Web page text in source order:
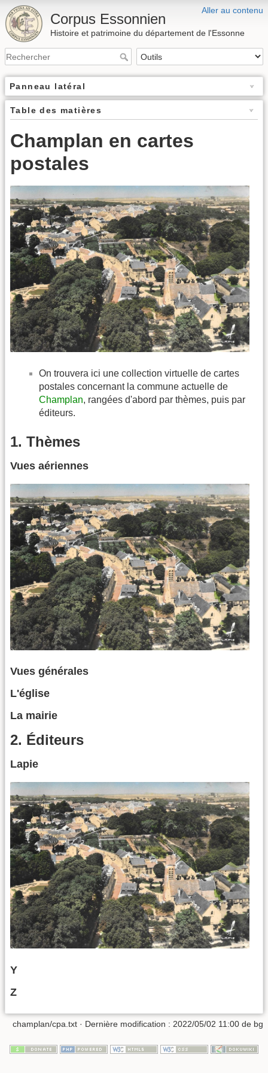
Aller au contenu
Corpus Essonnien
Histoire et patrimoine du département de l'Essonne
Panneau latéral
Table des matières
Champlan en cartes
postales
On trouvera ici une collection virtuelle de cartes
postales concernant la commune actuelle de
Champlan, rangées d'abord par thèmes, puis par
éditeurs.
1. Thèmes
Vues aériennes
Vues générales
L'église
La mairie
2. Éditeurs
Lapie
Y
Z
champlan/cpa.txt · Dernière modification : 2022/05/02 11:00 de bg